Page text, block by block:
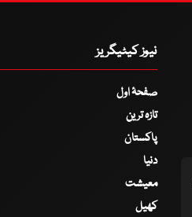
نیوز کیٹیگریز
صفحۂ اول
تازہ ترین
پاکستان
دنیا
معیشت
کھیل